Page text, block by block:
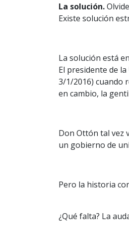
La solución.
Existe solución
La solución está
El presidente de
3/1/2016) cuando
en cambio, la
Don Ottón tal vez
un gobierno de
Pero la historia
¿Qué falta? La